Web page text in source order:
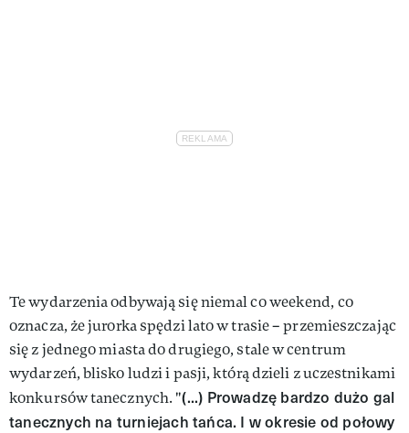
Te wydarzenia odbywają się niemal co weekend, co
oznacza, że jurorka spędzi lato w trasie – przemieszczając
się z jednego miasta do drugiego, stale w centrum
wydarzeń, blisko ludzi i pasji, którą dzieli z uczestnikami
konkursów tanecznych. "(...) Prowadzę bardzo dużo gal
tanecznych na turniejach tańca. I w okresie od połowy